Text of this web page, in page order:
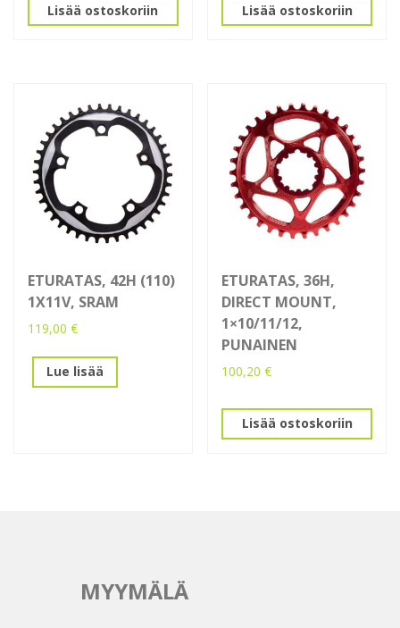
Lisää ostoskoriin Lisää ostoskoriin
ETURATAS, 42H (110)
1X11V, SRAM
119,00 €
Lue lisää
ETURATAS, 36H,
DIRECT MOUNT,
1×10/11/12,
PUNAINEN
100,20€
Lisää ostoskoriin
MYYMÄLÄ